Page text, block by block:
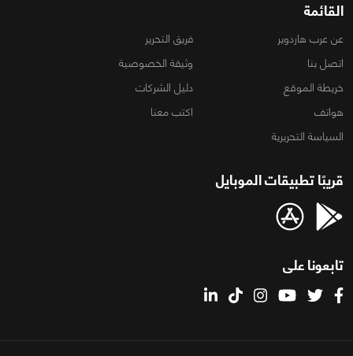
القائمة
عن عرب هاردوير
فريق التحرير
اتصل بنا
وثيقة الخصوصية
خريطة الموقع
دليل الشركات
هواتف
اكتب معنا
السياسة التحريرية
قريبًا تطبيقات الموبايل
تابعونا على